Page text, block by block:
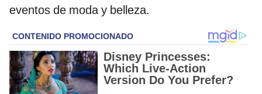
eventos de moda y belleza.